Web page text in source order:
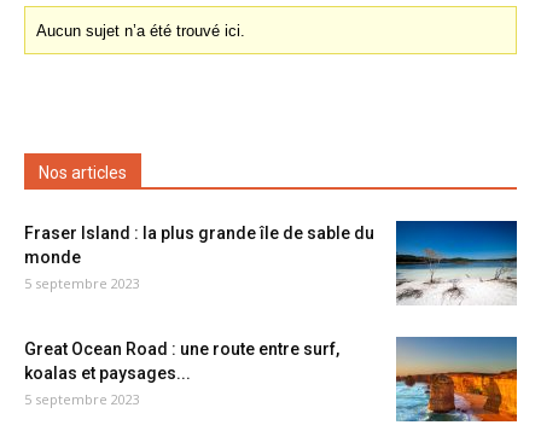
Aucun sujet n’a été trouvé ici.
Nos articles
Fraser Island : la plus grande île de sable du
monde
5 septembre 2023
Great Ocean Road : une route entre surf,
koalas et paysages...
5 septembre 2023